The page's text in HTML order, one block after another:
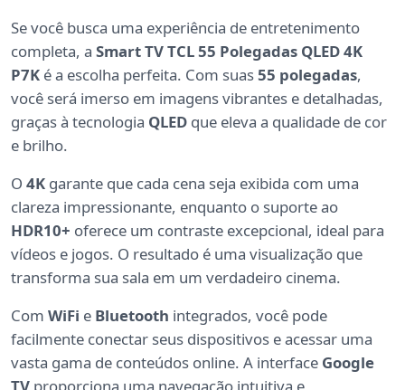
Se você busca uma experiência de entretenimento
completa, a Smart TV TCL 55 Polegadas QLED 4K
P7K é a escolha perfeita. Com suas55 polegadas,
você será imerso em imagens vibrantes e detalhadas,
graças à tecnologia QLED que eleva a qualidade de cor
e brilho.
O 4K garante que cada cena seja exibida com uma
clareza impressionante, enquanto o suporte ao
HDR10+ oferece um contraste excepcional, ideal para
vídeos e jogos. O resultado é uma visualização que
transforma sua sala em um verdadeiro cinema.
Com WiFi e Bluetooth integrados, você pode
facilmente conectar seus dispositivos e acessar uma
vasta gama de conteúdos online. A interface Google